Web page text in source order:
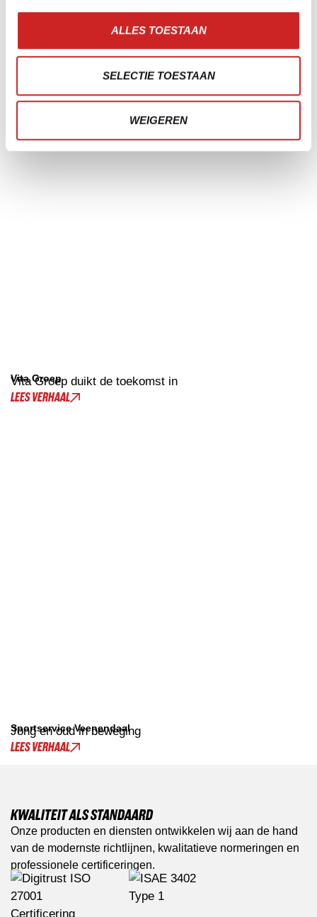
ALLES TOESTAAN
SELECTIE TOESTAAN
WEIGEREN
Minder kliks, meer gemak
LEES VERHAAL
Vita Groep
Vita Groep duikt de toekomst in
LEES VERHAAL
Sportservice Veenendaal
Jong en oud in beweging
LEES VERHAAL
KWALITEIT ALS STANDAARD
Onze producten en diensten ontwikkelen wij aan de hand
van de modernste richtlijnen, kwalitatieve normeringen en
professionele certificeringen.